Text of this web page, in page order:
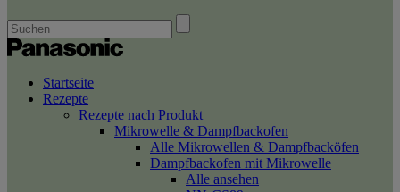
Startseite
Rezepte
Rezepte nach Produkt
Mikrowelle & Dampfbackofen
Alle Mikrowellen & Dampfbacköfen
Dampfbackofen mit Mikrowelle
Alle ansehen